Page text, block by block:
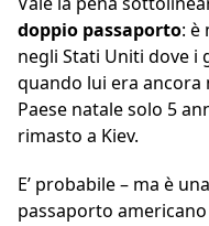
doppio passaporto: è
negli Stati Uniti dove
quando lui era ancora
Paese natale solo 5
rimasto a Kiev.
E’ probabile – ma è
passaporto